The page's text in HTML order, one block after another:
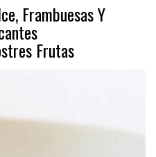
Frambuesas Y
Frutas